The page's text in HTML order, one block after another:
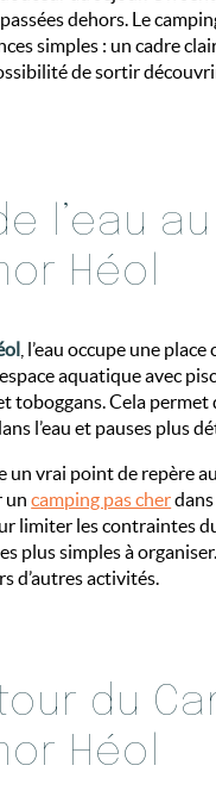
dehors. Le
simples : un cadre
de sortir
l’eau
Héol
, l’eau occupe une
aquatique avec
toboggans. Cela permet
l’eau et pauses plus
un vrai point de repère
uncamping pas cherdans
limiter les contraintes
plus simples à
d’autres activités.
du
Héol